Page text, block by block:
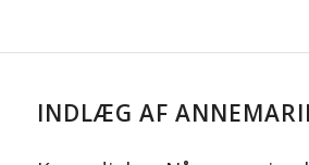
INDLÆG AF